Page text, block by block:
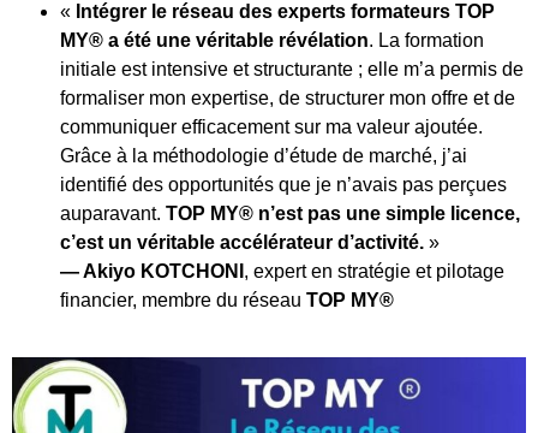
« Intégrer le réseau des experts formateurs TOP
MY® a été une véritable révélation. La formation
initiale est intensive et structurante ; elle m’a permis de
formaliser mon expertise, de structurer mon offre et de
communiquer efficacement sur ma valeur ajoutée.
Grâce à la méthodologie d’étude de marché, j’ai
identifié des opportunités que je n’avais pas perçues
auparavant. TOP MY® n’est pas une simple licence,
c’est un véritable accélérateur d’activité. »
— Akiyo KOTCHONI , expert en stratégie et pilotage
financier, membre du réseau TOP MY®